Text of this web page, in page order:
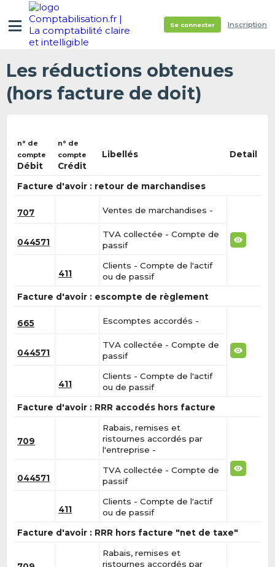
Se connecter Inscription
Les réductions obtenues
(hors facture de doit)
n° de
compte
Débit
n° de
compte
Crédit
Libellés Detail
Facture d'avoir : retour de marchandises
707 Ventes de marchandises -
044571
TVA collectée - Compte de
passif
411
Clients - Compte de l'actif
ou de passif
Facture d'avoir : escompte de règlement
665 Escomptes accordés -
044571
TVA collectée - Compte de
passif
411
Clients - Compte de l'actif
ou de passif
Facture d'avoir : RRR accodés hors facture
709
Rabais, remises et
ristournes accordés par
l'entreprise -
044571
TVA collectée - Compte de
passif
411
Clients - Compte de l'actif
ou de passif
Facture d'avoir : RRR hors facture "net de taxe"
Rabais, remises et
ristournes accordés par